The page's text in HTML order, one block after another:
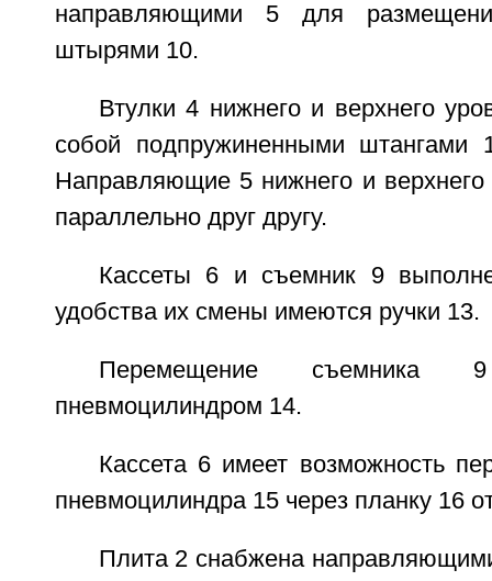
направляющими 5 для
штырями 10.
Втулки 4 нижнего и верхнего
собой подпружиненными штангами
Направляющие 5 нижнего и
параллельно друг другу.
Кассеты 6 и съемник 9
удобства их смены имеются ручки 13.
Перемещение съемника 9
пневмоцилиндром 14.
Кассета 6 имеет возможность
пневмоцилиндра 15 через планку 16
Плита 2 снабжена